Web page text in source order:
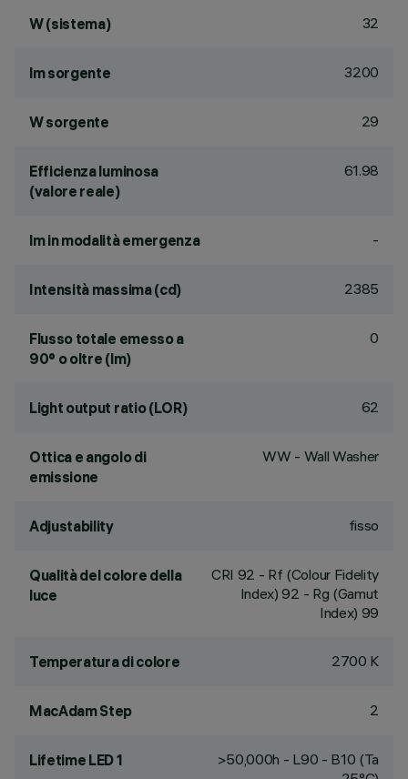
W (sistema) 32
lm sorgente 3200
W sorgente 29
Efficienza luminosa
(valore reale)
61.98
lm in modalità emergenza -
Intensità massima (cd) 2385
Flusso totale emesso a
90° o oltre (lm)
0
Light output ratio (LOR) 62
Ottica e angolo di
emissione
WW - Wall Washer
Adjustability fisso
Qualità del colore della
luce
CRI 92 - Rf (Colour Fidelity
Index) 92 - Rg (Gamut
Index) 99
Temperatura di colore 2700 K
MacAdam Step 2
Lifetime LED 1
>50,000h - L90 - B10 (Ta